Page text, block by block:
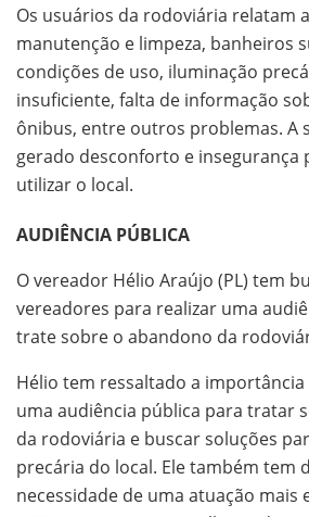
Os usuários da rodoviária relatam
manutenção e limpeza, banheiros
condições de uso, iluminação
insuficiente, falta de informação
ônibus, entre outros problemas. A
gerado desconforto e insegurança
utilizar o local.
AUDIÊNCIA PÚBLICA
O vereador Hélio Araújo (PL) tem
vereadores para realizar uma
trate sobre o abandono da
Hélio tem ressaltado a importância
uma audiência pública para tratar
da rodoviária e buscar soluções
precária do local. Ele também tem
necessidade de uma atuação mais